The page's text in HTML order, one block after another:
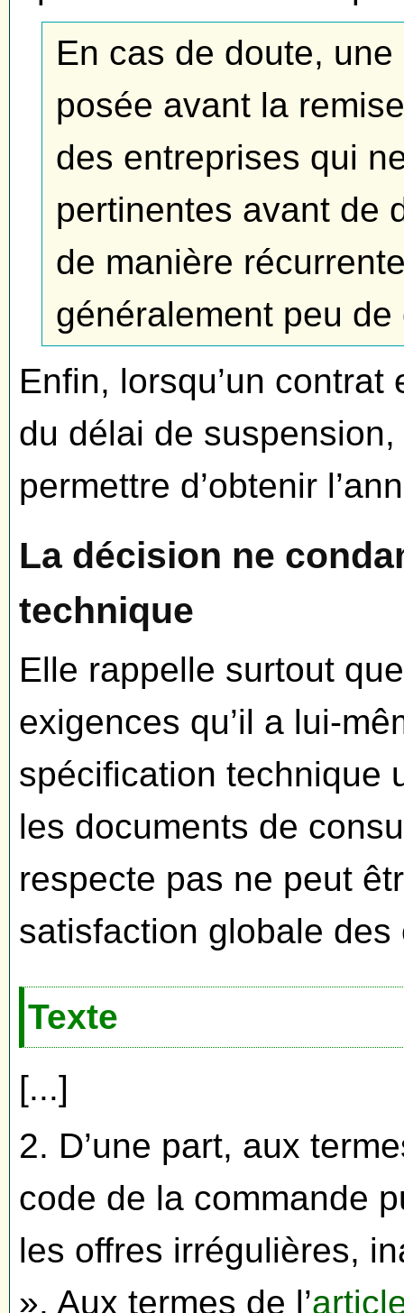
En cas de doute,
posée avant la
des entreprises qui
pertinentes avant de
de manière
généralement peu
Enfin, lorsqu’un contrat
du délai de
permettre d’obtenir
La décision ne
technique
Elle rappelle surtout
exigences qu’il a lui-
spécification technique
les documents de
respecte pas ne peut
satisfaction globale
Texte
[...]
2. D’une part, aux
code de la commande
les offres irrégulières,
». Aux termes de l’